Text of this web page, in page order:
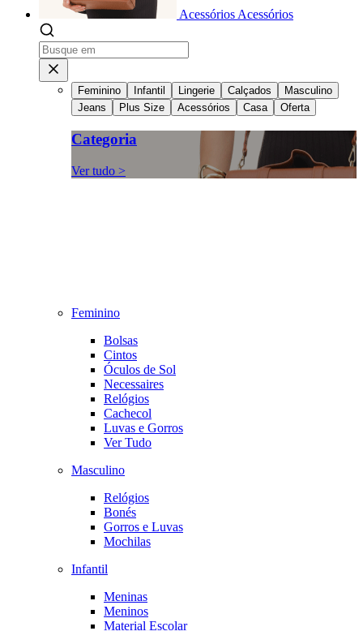
Acessórios Acessórios
Feminino Infantil Lingerie Calçados
Masculino
Jeans
Plus Size Acessórios Casa Oferta
Categoria
Ver tudo >
Feminino
Bolsas
Cintos
Óculos de Sol
Necessaires
Relógios
Cachecol
Luvas e Gorros
Ver Tudo
Masculino
Relógios
Bonés
Gorros e Luvas
Mochilas
Infantil
Meninas
Meninos
Material Escolar